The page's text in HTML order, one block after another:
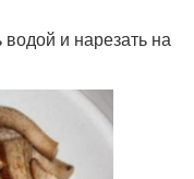
и нарезать на